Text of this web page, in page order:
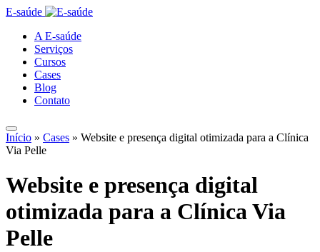
E-saúde
A E-saúde
Serviços
Cursos
Cases
Blog
Contato
Início » Cases » Website e presença digital otimizada para a Clínica
Via Pelle
Website e presença digital
otimizada para a Clínica Via
Pelle